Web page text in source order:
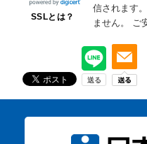
SSLとは？
信されます。
ません。
ご